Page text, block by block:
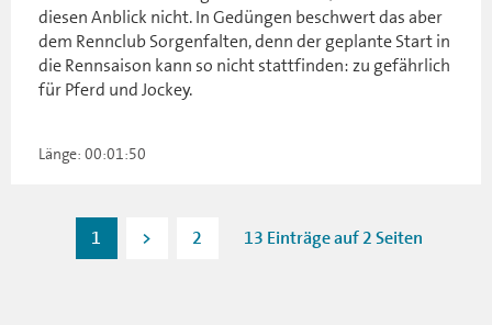
diesen Anblick nicht. In Gedüngen beschwert das aber
dem Rennclub Sorgenfalten, denn der geplante Start in
die Rennsaison kann so nicht stattfinden: zu gefährlich
für Pferd und Jockey.
Länge: 00:01:50
1 > 2 13 Einträge auf 2 Seiten